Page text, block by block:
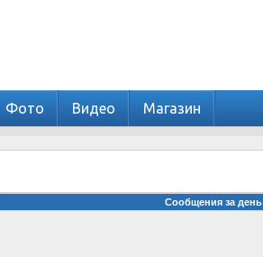
Фото Видео Магазин
Сообщения за день